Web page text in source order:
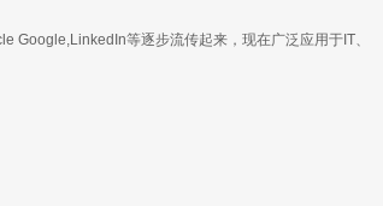
Google,LinkedIn等逐步流传起来，现在广泛应用于IT、